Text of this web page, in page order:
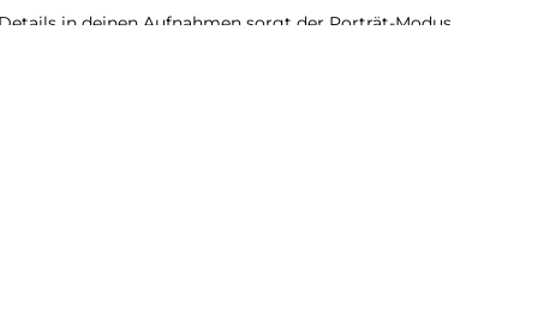
in deinen Aufnahmen sorgt der Porträt-Modus.
automatisch Elemente wie Hauttöne, Haare,